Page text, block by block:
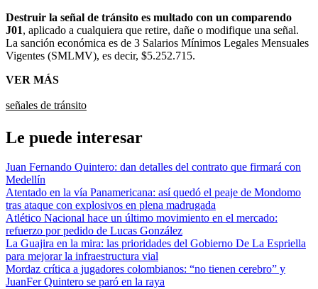
Destruir la señal de tránsito es multado con un comparendo
J01, aplicado a cualquiera que retire, dañe o modifique una señal.
La sanción económica es de 3 Salarios Mínimos Legales Mensuales
Vigentes (SMLMV), es decir, $5.252.715.
VER MÁS
señales de tránsito
Le puede interesar
Juan Fernando Quintero: dan detalles del contrato que firmará con
Medellín
Atentado en la vía Panamericana: así quedó el peaje de Mondomo
tras ataque con explosivos en plena madrugada
Atlético Nacional hace un último movimiento en el mercado:
refuerzo por pedido de Lucas González
La Guajira en la mira: las prioridades del Gobierno De La Espriella
para mejorar la infraestructura vial
Mordaz crítica a jugadores colombianos: “no tienen cerebro” y
JuanFer Quintero se paró en la raya